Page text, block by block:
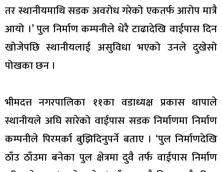
तर स्थानीयमाथि सडक अवरोध गरेको एकतर्फ आरोप मात्रै
आयो ।’ पुल निर्माण कम्पनीले धेरै टाढादेखि वाईपास दिन
खोजेपछि स्थानीयलाई असुविधा भएको उनले दुखेसो
पोखका छन ।
भीमदत्त नगरपालिका ११का वडाध्यक्ष प्रकास थापाले
स्थानीयले अघि सारेको वाईपास सडक निर्माणमा निर्माण
कम्पनीले पिरमर्का बुझिदिनुपर्ने बताए । ‘पुल निर्माणदेखि
ठाँउ ठाँउमा बनेका पुल क्षेत्रमा दुवै तर्फ वाईपास निर्माण